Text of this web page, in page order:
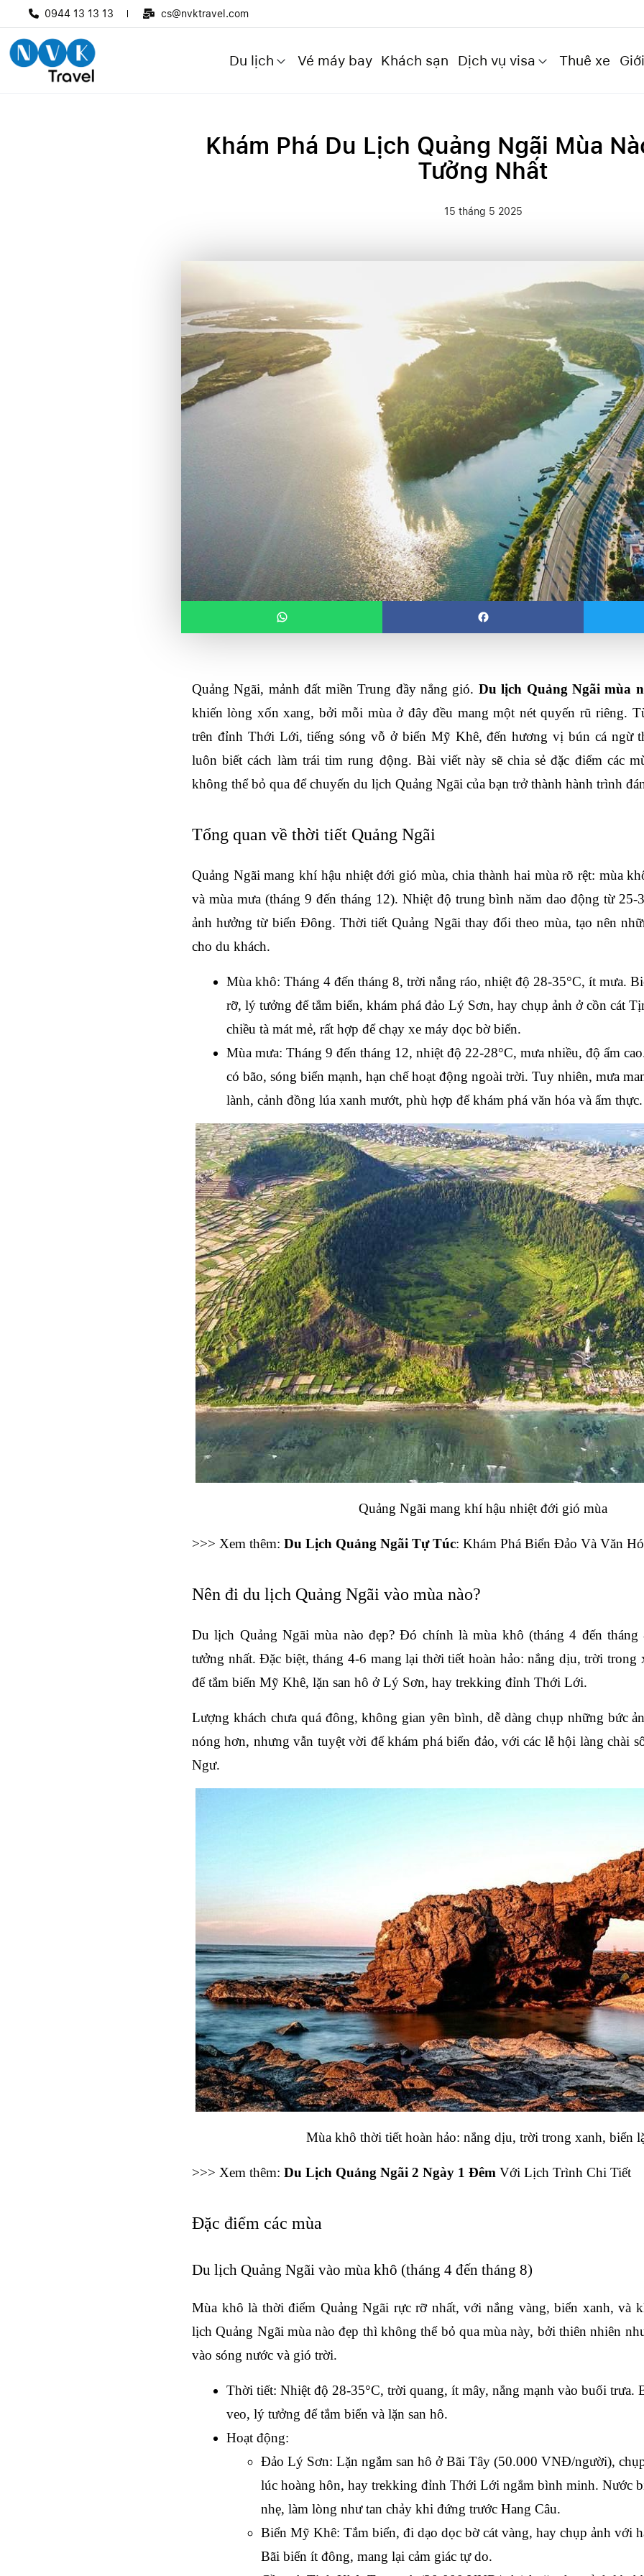
0944 13 13 13 cs@nvktravel.com
Du lịch Vé máy bay Khách sạn Dịch vụ visa Thuê xe
Khám Phá Du Lịch Quảng Ngãi Mùa
Tưởng Nhất
15 tháng 5 2025
Quảng Ngãi, mảnh đất miền Trung đầy nắng gió. Du lịch Quảng Ngãi mùa
khiến lòng xốn xang, bởi mỗi mùa ở đây đều mang một nét quyến rũ riêng.
trên đỉnh Thới Lới, tiếng sóng vỗ ở biển Mỹ Khê, đến hương vị bún cá ngừ
luôn biết cách làm trái tim rung động. Bài viết này sẽ chia sẻ đặc điểm các
không thể bỏ qua để chuyến du lịch Quảng Ngãi của bạn trở thành hành trình
Tổng quan về thời tiết Quảng Ngãi
Quảng Ngãi mang khí hậu nhiệt đới gió mùa, chia thành hai mùa rõ rệt: mùa
và mùa mưa (tháng 9 đến tháng 12). Nhiệt độ trung bình năm dao động từ 25-
ảnh hưởng từ biển Đông. Thời tiết Quảng Ngãi thay đổi theo mùa, tạo nên
cho du khách.
Mùa khô: Tháng 4 đến tháng 8, trời nắng ráo, nhiệt độ 28-35°C, ít mưa.
rỡ, lý tưởng để tắm biển, khám phá đảo Lý Sơn, hay chụp ảnh ở cồn cát
chiều tà mát mẻ, rất hợp để chạy xe máy dọc bờ biển.
Mùa mưa: Tháng 9 đến tháng 12, nhiệt độ 22-28°C, mưa nhiều, độ ẩm
có bão, sóng biển mạnh, hạn chế hoạt động ngoài trời. Tuy nhiên, mưa
lành, cảnh đồng lúa xanh mướt, phù hợp để khám phá văn hóa và ẩm thực.
Quảng Ngãi mang khí hậu nhiệt đới gió mùa
>>> Xem thêm: Du Lịch Quảng Ngãi Tự Túc: Khám Phá Biển Đảo Và Văn
Nên đi du lịch Quảng Ngãi vào mùa nào?
Du lịch Quảng Ngãi mùa nào đẹp? Đó chính là mùa khô (tháng 4 đến tháng
tưởng nhất. Đặc biệt, tháng 4-6 mang lại thời tiết hoàn hảo: nắng dịu, trời trong
để tắm biển Mỹ Khê, lặn san hô ở Lý Sơn, hay trekking đỉnh Thới Lới.
Lượng khách chưa quá đông, không gian yên bình, dễ dàng chụp những bức
nóng hơn, nhưng vẫn tuyệt vời để khám phá biển đảo, với các lễ hội làng chài
Ngư.
Mùa khô thời tiết hoàn hảo: nắng dịu, trời trong xanh, biển
>>> Xem thêm: Du Lịch Quảng Ngãi 2 Ngày 1 Đêm Với Lịch Trình Chi Tiết
Đặc điểm các mùa
Du lịch Quảng Ngãi vào mùa khô (tháng 4 đến tháng 8)
Mùa khô là thời điểm Quảng Ngãi rực rỡ nhất, với nắng vàng, biển xanh, và
lịch Quảng Ngãi mùa nào đẹp thì không thể bỏ qua mùa này, bởi thiên nhiên
vào sóng nước và gió trời.
Thời tiết: Nhiệt độ 28-35°C, trời quang, ít mây, nắng mạnh vào buổi trưa.
veo, lý tưởng để tắm biển và lặn san hô.
Hoạt động:
Đảo Lý Sơn: Lặn ngắm san hô ở Bãi Tây (50.000 VNĐ/người),
lúc hoàng hôn, hay trekking đỉnh Thới Lới ngắm bình minh. Nước
nhẹ, làm lòng như tan chảy khi đứng trước Hang Câu.
Biển Mỹ Khê: Tắm biển, đi dạo dọc bờ cát vàng, hay chụp ảnh với
Bãi biển ít đông, mang lại cảm giác tự do.